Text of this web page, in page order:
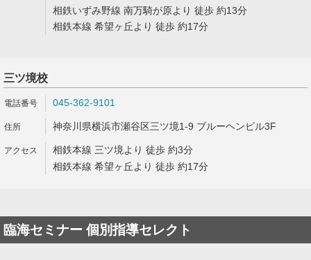
相鉄いずみ野線 南万騎が原より 徒歩 約13分
相鉄本線 希望ヶ丘より 徒歩 約17分
三ツ境校
045-362-9101
神奈川県横浜市瀬谷区三ツ境1-9 ブルーヘンビル3F
相鉄本線 三ツ境より 徒歩 約3分
相鉄本線 希望ヶ丘より 徒歩 約17分
臨海セミナー 個別指導セレクト